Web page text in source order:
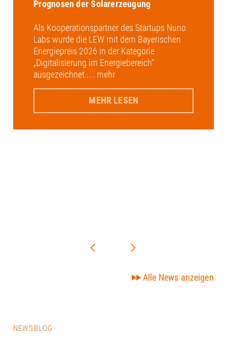
Prognosen der Solarerzeugung
Als Kooperationspartner des Startups Nuno
Labs wurde die LEW mit dem Bayerischen
Energiepreis 2026 in der Kategorie
„Digitalisierung im Energiebereich“
ausgezeichnet.... mehr
MEHR LESEN
Alle News anzeigen
NEWSBLOG